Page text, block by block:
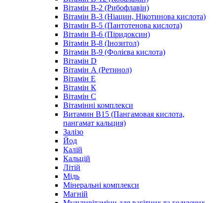
Вітамін B-2 (Рибофлавін)
Вітамін B-3 (Ніацин, Нікотинова кислота)
Вітамін B-5 (Пантотенова кислота)
Вітамін B-6 (Піридоксин)
Вітамін B-8 (Інозитол)
Вітамін B-9 (Фолієва кислота)
Вітамін D
Вітамін А (Ретинол)
Вітамін Е
Вітамін К
Вітамін С
Вітамінні комплекси
Витамин B15 (Пангамовая кислота,
пангамат кальция)
Залізо
Йод
Калій
Кальцій
Літій
Мідь
Мінеральні комплекси
Магній